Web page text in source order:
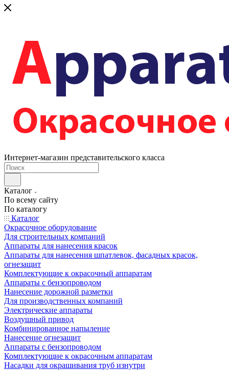
Интернет-магазин представительского класса
Каталог
По всему сайту
По каталогу
Каталог
Окрасочное оборудование
Для строительных компаний
Аппараты для нанесения красок
Аппараты для нанесения шпатлевок, фасадных красок,
огнезащит
Комплектующие к окрасочный аппаратам
Аппараты с бензопроводом
Нанесение дорожной разметки
Для производственных компаний
Электрические аппараты
Воздушный привод
Комбинированное напыление
Нанесение огнезащит
Аппараты с бензопроводом
Комплектующие к окрасочным аппаратам
Насадки для окрашивания труб изнутри